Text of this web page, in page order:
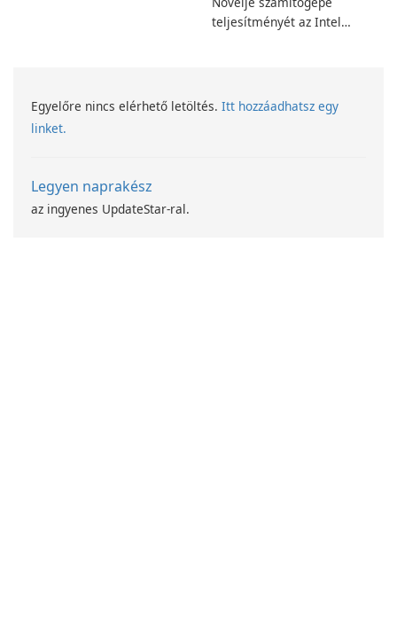
teljesítményét az Intel
Egyelőre nincs elérhető letöltés. Itt hozzáadhatsz egy
linket.
Legyen naprakész
az ingyenes UpdateStar-ral.